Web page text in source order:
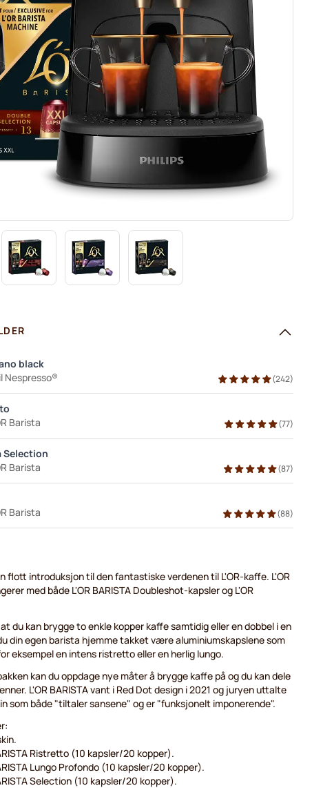
black
Nespresso®
(242)
Barista
(77)
Selection
Barista
(87)
Barista
(88)
flott introduksjon til den fantastiske verdenen til L'OR-kaffe. L'OR
med både L'OR BARISTA Doubleshot-kapsler og L'OR
du kan brygge to enkle kopper kaffe samtidig eller en dobbel i en
din egen barista hjemme takket være aluminiumskapslene som
eksempel en intens ristretto eller en herlig lungo.
kan du oppdage nye måter å brygge kaffe på og du kan dele
L'OR BARISTA vant i Red Dot design i 2021 og juryen uttalte
som både "tiltaler sansene" og er "funksjonelt imponerende".
Ristretto (10 kapsler/20 kopper).
Lungo Profondo (10 kapsler/20 kopper).
Selection (10 kapsler/20 kopper).